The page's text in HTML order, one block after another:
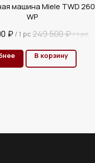
машина Miele TWD 260
WP
₽ / 1 pc 249 500₽/1 pc
В корзину